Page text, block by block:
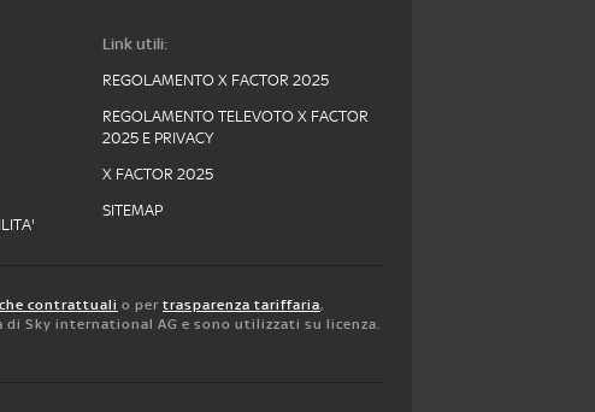
Link utili:
REGOLAMENTO X FACTOR 2025
REGOLAMENTO TELEVOTO X FACTOR
2025 E PRIVACY
X FACTOR 2025
SITEMAP
contrattuali o per trasparenza tariffaria,
Sky international AG e sono utilizzati su licenza.